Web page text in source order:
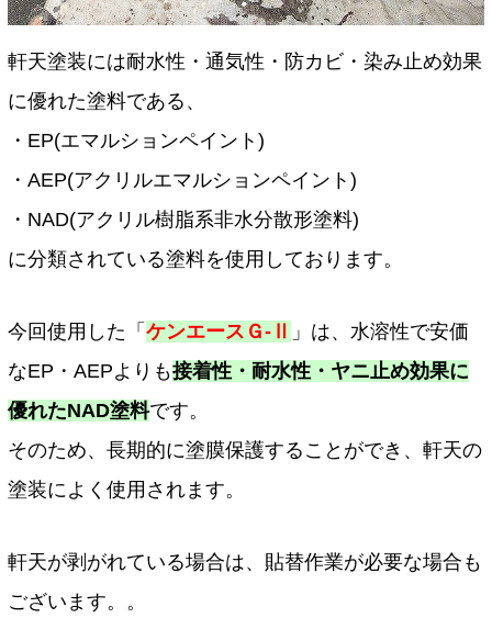
軒天塗装には耐水性・通気性・防カビ・染み止め効果
に優れた塗料である、
・EP(エマルションペイント)
・AEP(アクリルエマルションペイント)
・NAD(アクリル樹脂系非水分散形塗料)
に分類されている塗料を使用しております。
今回使用した「 ケンエースＧ-Ⅱ 」は、水溶性で安価
なEP・AEPよりも接着性・耐水性・ヤニ止め効果に
優れたNAD塗料です。
そのため、長期的に塗膜保護することができ、軒天の
塗装によく使用されます。
軒天が剥がれている場合は、貼替作業が必要な場合も
ございます。。